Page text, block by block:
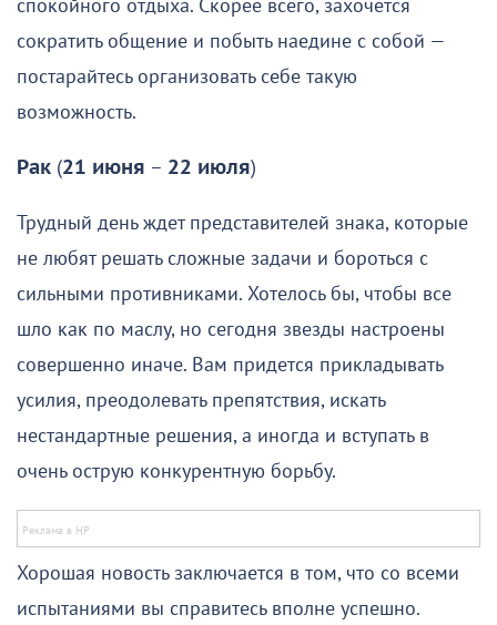
спокойного отдыха. Скорее всего, захочется
сократить общение и побыть наедине с собой —
постарайтесь организовать себе такую
возможность.
Рак (21 июня – 22 июля)
Трудный день ждет представителей знака, которые
не любят решать сложные задачи и бороться с
сильными противниками. Хотелось бы, чтобы все
шло как по маслу, но сегодня звезды настроены
совершенно иначе. Вам придется прикладывать
усилия, преодолевать препятствия, искать
нестандартные решения, а иногда и вступать в
очень острую конкурентную борьбу.
Хорошая новость заключается в том, что со всеми
испытаниями вы справитесь вполне успешно.